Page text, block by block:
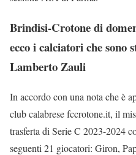
Brindisi-Crotone di
ecco i calciatori che sono
Lamberto Zauli
In accordo con una nota che è
club calabrese fccrotone.it, il
trasferta di Serie C 2023-2024
seguenti 21 giocatori: Giron,